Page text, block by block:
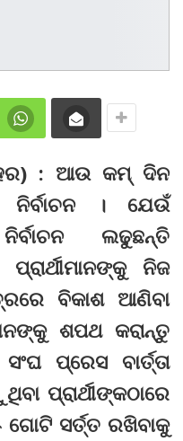
: ଆଉ କମ୍‌ ଦିନ
। ଯେଉଁ
ଲଢୁଛନ୍ତି
ନିଜ
ବିକାଶ ଆଣିବା
ଶପଥ କରାନ୍ତୁ
ପ୍ରେସ ବାର୍ତ୍ତା
ପ୍ରାର୍ଥୀଙ୍କଠାରେ
ସର୍ତ୍ତ ରଖିବାକୁ